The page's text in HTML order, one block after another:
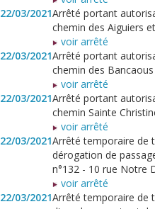
22/03/2021Arrêté portant
chemin des Aiguiers
voir arrêté
22/03/2021Arrêté portant
chemin des Bancaous
voir arrêté
22/03/2021Arrêté portant
chemin Sainte
voir arrêté
22/03/2021Arrêté temporaire de
dérogation de
n°132 - 10 rue Notre
voir arrêté
22/03/2021Arrêté temporaire de